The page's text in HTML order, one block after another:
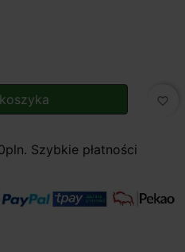
favorite_border
Szybkie płatności